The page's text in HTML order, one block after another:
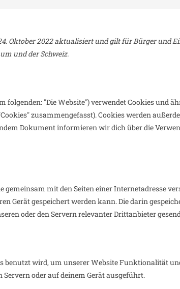
Oktober 2022 aktualisiert und gilt für Bürger und
und der Schweiz.
folgenden: "Die Website") verwendet Cookies und
zusammengefasst). Cookies werden
Dokument informieren wir dich über die
gemeinsam mit den Seiten einer Internetadresse
Gerät gespeichert werden kann. Die darin
oder den Servern relevanter Drittanbieter
benutzt wird, um unserer Website Funktionalität
oder auf deinem Gerät ausgeführt.